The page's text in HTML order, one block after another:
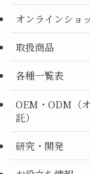
オンラインショ
取扱商品
各種一覧表
OEM・ODM（
託）
研究・開発